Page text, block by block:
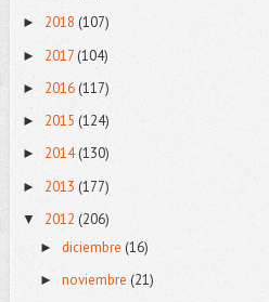
► 2018 (107)
► 2017(104)
► 2016 (117)
► 2015 (124)
► 2014(130)
► 2013 (177)
▼ 2012 (206)
► diciembre (16)
► noviembre (21)